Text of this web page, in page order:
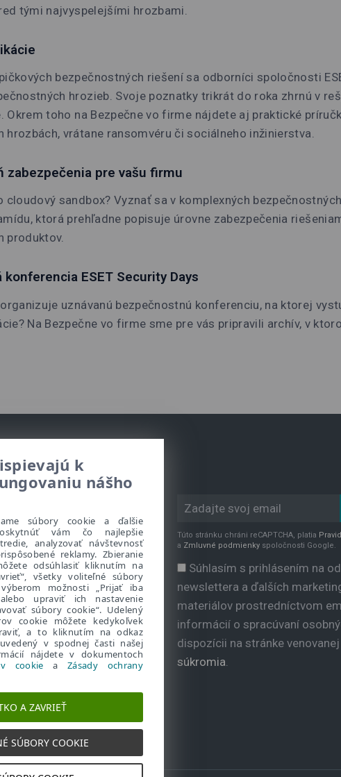
tými najvyspelejšími hrozbami.
bezpečnostných riešení sa odborníci spoločnosti
hrozieb. Svoje poznatky trikrát do roka zhrnú v
Okrem toho na Bezpečne vo firme nájdete aj praktické
hrozbách, vrátane ransomvéru či sociálneho inžinierstva.
zabezpečenia pre vašu firmu
cloudový sandbox? Vyznať sa v komplexných
ktorá prehľadne popisuje úrovne zabezpečenia
produktov.
ESET Security Days
organizuje uznávanú bezpečnostnú konferenciu, na ktorej
Na Bezpečne vo firme sme pre vás pripravili archív, v
riešenia
Túto stránku chráni reCAPTCHA, platia
a Zmluvné podmienkyspoločnosti Google.
Súhlasím s prihlásením na
newslettera a ďalších
materiálov prostredníctvom
informácií o spracúvaní
dispozícii na stránke venovanej
súkromia
k
nášho
súbory cookie a ďalšie
vám čo najlepšie
analyzovať návštevnosť
reklamy. Zbieranie
odsúhlasiť kliknutím na
všetky voliteľné súbory
možnosti „Prijať iba
upraviť ich nastavenie
súbory cookie“. Udelený
cookie môžete kedykoľvek
a to kliknutím na odkaz
v spodnej časti našej
nájdete v dokumentoch
cookie a Zásady ochrany
A ZAVRIEŤ
SÚBORY COOKIE